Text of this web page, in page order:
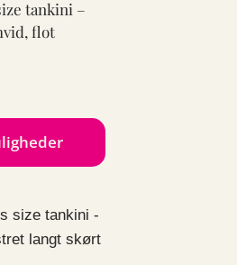
tankini –
flot